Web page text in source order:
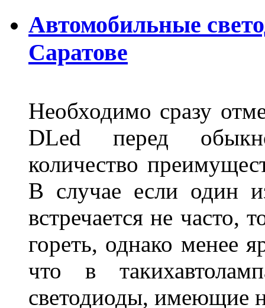
Автомобильные
Саратове
Необходимо сразу
DLed перед
количество
В случае если один
встречается не часто,
гореть, однако менее
что в
светодиоды, имеющие